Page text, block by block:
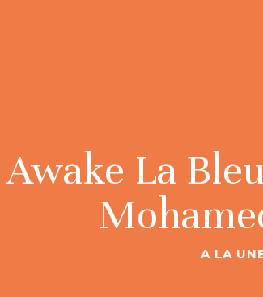
Awake La
A LA